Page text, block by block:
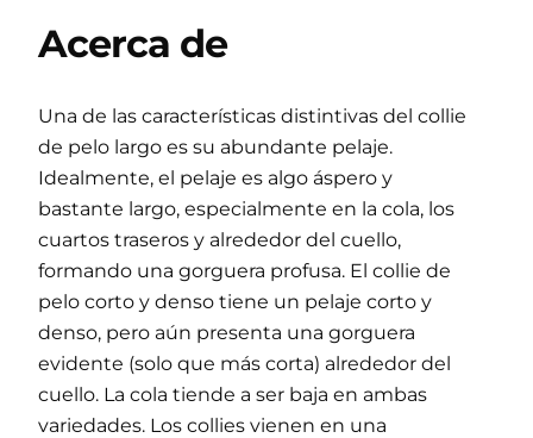
Acerca de
Una de las características distintivas del collie
de pelo largo es su abundante pelaje.
Idealmente, el pelaje es algo áspero y
bastante largo, especialmente en la cola, los
cuartos traseros y alrededor del cuello,
formando una gorguera profusa. El collie de
pelo corto y denso tiene un pelaje corto y
denso, pero aún presenta una gorguera
evidente (solo que más corta) alrededor del
cuello. La cola tiende a ser baja en ambas
variedades. Los collies vienen en una